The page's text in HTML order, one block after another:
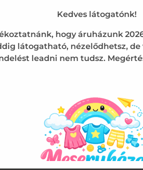
Hip Star Fly kenguru
Kedves látogatónk!
hogy áruházunk
látogatható, nézelődhetsz, de
leadni nem tudsz.